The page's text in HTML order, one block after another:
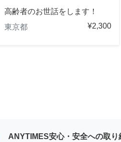
高齢者のお世話をします！
東京都
¥2,300
ANYTIMES安心・安全への取り